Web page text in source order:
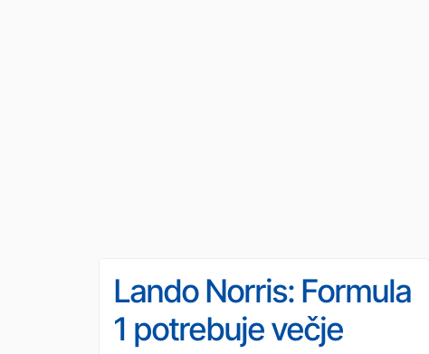
Lando Norris: Formula
1 potrebuje večje